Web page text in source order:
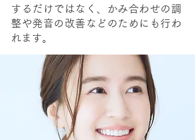
するだけではなく、かみ合わせの調
整や発音の改善などのためにも行わ
れます。